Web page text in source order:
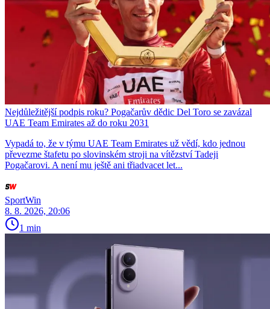
Nejdůležitější podpis roku? Pogačarův dědic Del Toro se zavázal
UAE Team Emirates až do roku 2031
Vypadá to, že v týmu UAE Team Emirates už vědí, kdo jednou
převezme štafetu po slovinském stroji na vítězství Tadeji
Pogačarovi. A není mu ještě ani třiadvacet let...
SportWin
8. 8. 2026, 20:06
1 min